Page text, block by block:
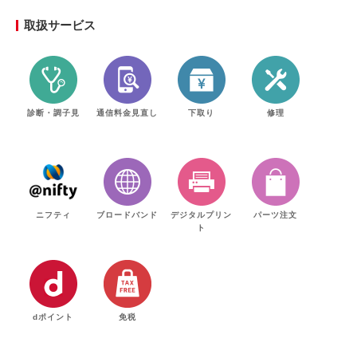
取扱サービス
診断・調子見 通信料金見直し 下取り 修理
ニフティ ブロードバンド
デジタルプリン
ト
パーツ注文
dポイント 免税